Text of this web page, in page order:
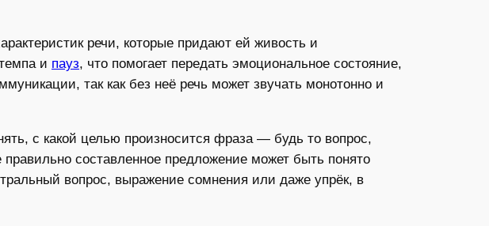
речи, которые придают ей живость и
и пауз, что помогает передать эмоциональное состояние,
так как без неё речь может звучать монотонно и
с какой целью произносится фраза — будь то вопрос,
составленное предложение может быть понято
вопрос, выражение сомнения или даже упрёк, в